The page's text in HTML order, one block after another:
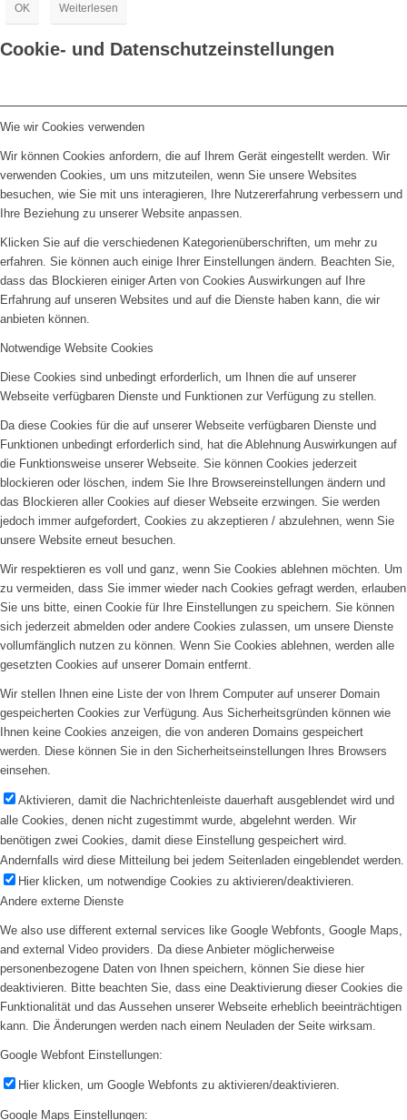
OK Weiterlesen
Cookie- und Datenschutzeinstellungen
Wie wir Cookies verwenden
Wir können Cookies anfordern, die auf Ihrem Gerät eingestellt werden. Wir
verwenden Cookies, um uns mitzuteilen, wenn Sie unsere Websites
besuchen, wie Sie mit uns interagieren, Ihre Nutzererfahrung verbessern und
Ihre Beziehung zu unserer Website anpassen.
Klicken Sie auf die verschiedenen Kategorienüberschriften, um mehr zu
erfahren. Sie können auch einige Ihrer Einstellungen ändern. Beachten Sie,
dass das Blockieren einiger Arten von Cookies Auswirkungen auf Ihre
Erfahrung auf unseren Websites und auf die Dienste haben kann, die wir
anbieten können.
Notwendige Website Cookies
Diese Cookies sind unbedingt erforderlich, um Ihnen die auf unserer
Webseite verfügbaren Dienste und Funktionen zur Verfügung zu stellen.
Da diese Cookies für die auf unserer Webseite verfügbaren Dienste und
Funktionen unbedingt erforderlich sind, hat die Ablehnung Auswirkungen auf
die Funktionsweise unserer Webseite. Sie können Cookies jederzeit
blockieren oder löschen, indem Sie Ihre Browsereinstellungen ändern und
das Blockieren aller Cookies auf dieser Webseite erzwingen. Sie werden
jedoch immer aufgefordert, Cookies zu akzeptieren / abzulehnen, wenn Sie
unsere Website erneut besuchen.
Wir respektieren es voll und ganz, wenn Sie Cookies ablehnen möchten. Um
zu vermeiden, dass Sie immer wieder nach Cookies gefragt werden, erlauben
Sie uns bitte, einen Cookie für Ihre Einstellungen zu speichern. Sie können
sich jederzeit abmelden oder andere Cookies zulassen, um unsere Dienste
vollumfänglich nutzen zu können. Wenn Sie Cookies ablehnen, werden alle
gesetzten Cookies auf unserer Domain entfernt.
Wir stellen Ihnen eine Liste der von Ihrem Computer auf unserer Domain
gespeicherten Cookies zur Verfügung. Aus Sicherheitsgründen können wie
Ihnen keine Cookies anzeigen, die von anderen Domains gespeichert
werden. Diese können Sie in den Sicherheitseinstellungen Ihres Browsers
einsehen.
Aktivieren, damit die Nachrichtenleiste dauerhaft ausgeblendet wird und
alle Cookies, denen nicht zugestimmt wurde, abgelehnt werden. Wir
benötigen zwei Cookies, damit diese Einstellung gespeichert wird.
Andernfalls wird diese Mitteilung bei jedem Seitenladen eingeblendet werden.
Hier klicken, um notwendige Cookies zu aktivieren/deaktivieren.
Andere externe Dienste
We also use different external services like Google Webfonts, Google Maps,
and external Video providers. Da diese Anbieter möglicherweise
personenbezogene Daten von Ihnen speichern, können Sie diese hier
deaktivieren. Bitte beachten Sie, dass eine Deaktivierung dieser Cookies die
Funktionalität und das Aussehen unserer Webseite erheblich beeinträchtigen
kann. Die Änderungen werden nach einem Neuladen der Seite wirksam.
Google Webfont Einstellungen:
Hier klicken, um Google Webfonts zu aktivieren/deaktivieren.
Google Maps Einstellungen: